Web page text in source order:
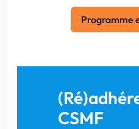
Programme
CSMF